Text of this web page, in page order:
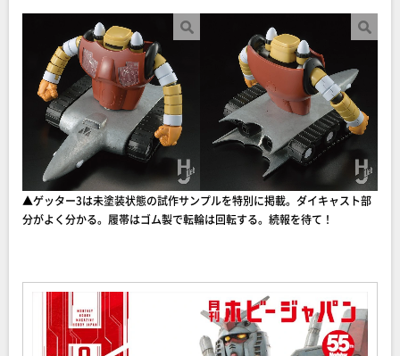
▲ゲッター3は未塗装状態の試作サンプルを特別に掲載。ダイキャスト部
分がよく分かる。履帯はゴム製で転輪は回転する。続報を待て！